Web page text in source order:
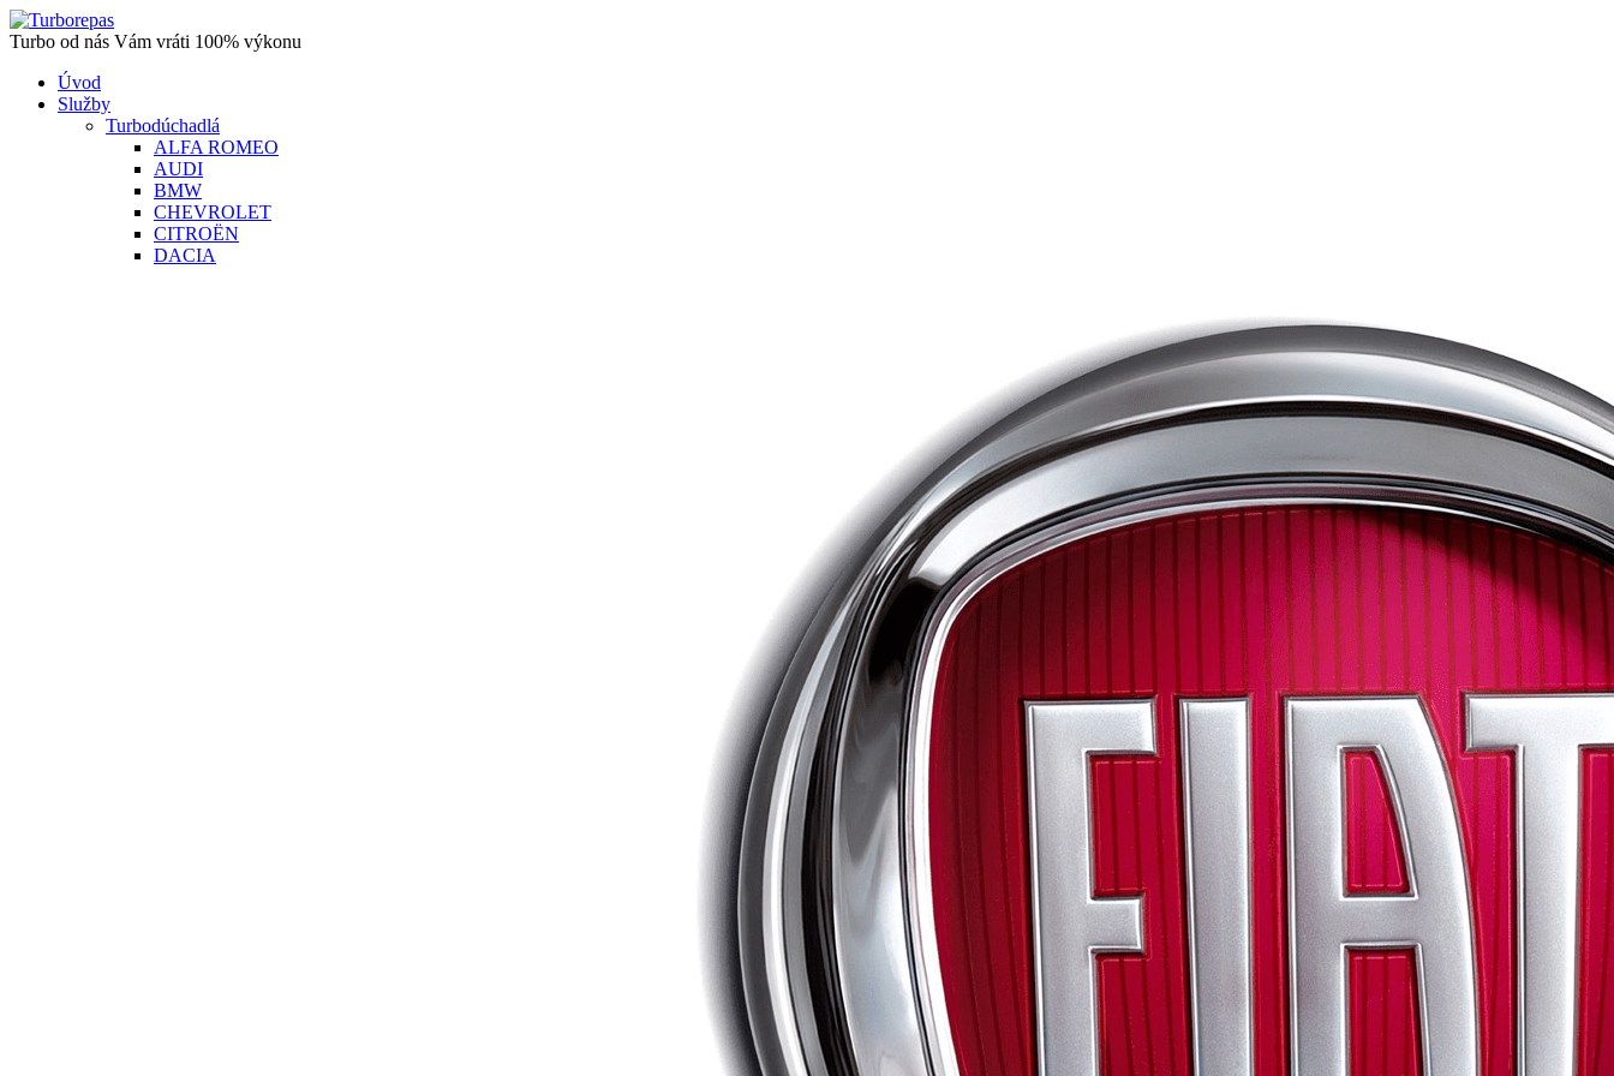
Turbo od nás Vám vráti 100% výkonu
Úvod
Služby
Turbodúchadlá
ALFA ROMEO
AUDI
BMW
CHEVROLET
CITROËN
DACIA